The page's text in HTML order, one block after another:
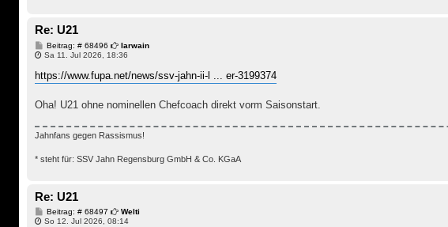
Re: U21
Beitrag: # 68496 B
e
t
r
g
Iarwain
Sa 11. Jul 2026, 18:36
https://www.fupa.net/news/ssv-jahn-ii-l ... er-3199374
Oha! U21 ohne nominellen Chefcoach direkt vorm Saisonstart.
Jahnfans gegen Rassismus!
* steht für: SSV Jahn Regensburg GmbH & Co. KGaA
Re: U21
Beitrag: # 68497 B
e
Welti
So 12. Jul 2026, 08:14